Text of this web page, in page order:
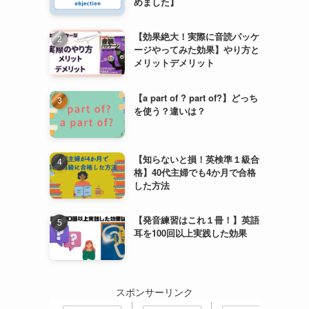
【効果絶大！実際に音読パッケ
ージやってみた効果】やり方と
メリットデメリット
【a part of ? part of?】どっち
を使う？違いは？
【知らないと損！英検準１級合
格】40代主婦でも4か月で合格
した方法
【発音練習はこれ１冊！】英語
耳を100回以上実践した効果
スポンサーリンク